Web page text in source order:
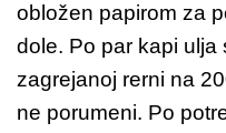
obložen papirom za
dole. Po par kapi ulja
zagrejanoj rerni na
ne porumeni. Po